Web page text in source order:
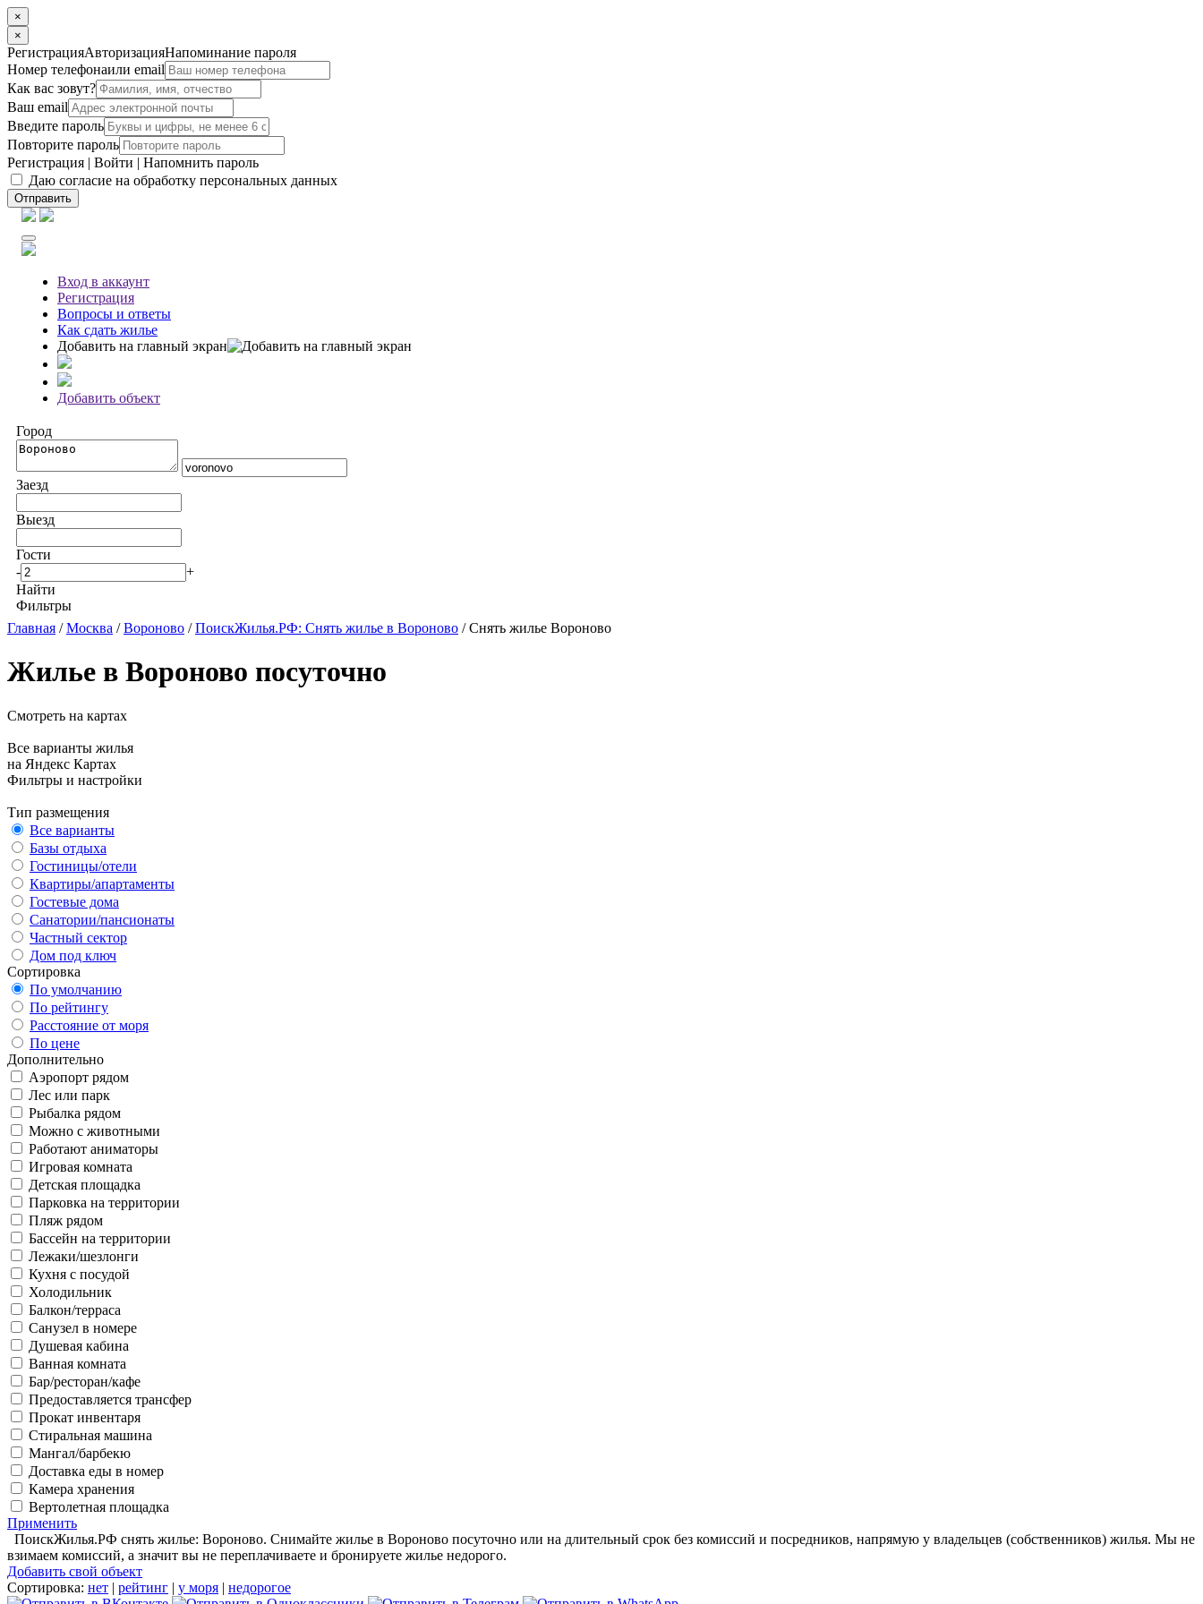
×
×
РегистрацияАвторизацияНапоминание пароля
Номер телефонаили email
Как вас зовут?
Ваш email
Введите пароль
Повторите пароль
Регистрация | Войти | Напомнить пароль
Даю согласие на обработку персональных данных
Отправить
Вход в аккаунт
Регистрация
Вопросы и ответы
Как сдать жилье
Добавить на главный экран
Добавить объект
Город
Заезд
Выезд
Гости
-
+
Найти
Фильтры
Главная /Москва /Вороново /ПоискЖилья.РФ: Снять жилье в Вороново / Снять жилье Вороново
Жилье в Вороново посуточно
Смотреть на картах
Все варианты жилья
на Яндекс Картах
Фильтры и настройки
Тип размещения
Все варианты
Базы отдыха
Гостиницы/отели
Квартиры/апартаменты
Гостевые дома
Санатории/пансионаты
Частный сектор
Дом под ключ
Сортировка
По умолчанию
По рейтингу
Расстояние от моря
По цене
Дополнительно
Аэропорт рядом
Лес или парк
Рыбалка рядом
Можно с животными
Работают аниматоры
Игровая комната
Детская площадка
Парковка на территории
Пляж рядом
Бассейн на территории
Лежаки/шезлонги
Кухня с посудой
Холодильник
Балкон/терраса
Санузел в номере
Душевая кабина
Ванная комната
Бар/ресторан/кафе
Предоставляется трансфер
Прокат инвентаря
Стиральная машина
Мангал/барбекю
Доставка еды в номер
Камера хранения
Вертолетная площадка
Применить
ПоискЖилья.РФ снять жилье: Вороново. Снимайте жилье в Вороново посуточно или на длительный срок без комиссий и посредников, напрямую у владельцев (собственников) жилья. Мы не
взимаем комиссий, а значит вы не переплачиваете и бронируете жилье недорого.
Добавить свой объект
Сортировка: нет | рейтинг | у моря | недорогое